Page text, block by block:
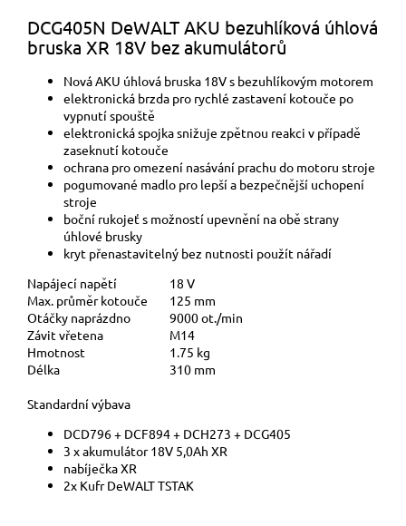
DCG405N DeWALT AKU bezuhlíková úhlová
bruska XR 18V bez akumulátorů
Nová AKU úhlová bruska 18V s bezuhlíkovým motorem
elektronická brzda pro rychlé zastavení kotouče po
vypnutí spouště
elektronická spojka snižuje zpětnou reakci v případě
zaseknutí kotouče
ochrana pro omezení nasávání prachu do motoru stroje
pogumované madlo pro lepší a bezpečnější uchopení
stroje
boční rukojeť s možností upevnění na obě strany
úhlové brusky
kryt přenastavitelný bez nutnosti použít nářadí
Napájecí napětí
18 V
Max. průměr kotouče 125 mm
Otáčky naprázdno
9000 ot./min
Závit vřetena
M14
Hmotnost
1.75 kg
Délka
310 mm
Standardní výbava
DCD796 + DCF894 + DCH273 + DCG405
3 x akumulátor 18V 5,0Ah XR
nabíječka XR
2x Kufr DeWALT TSTAK